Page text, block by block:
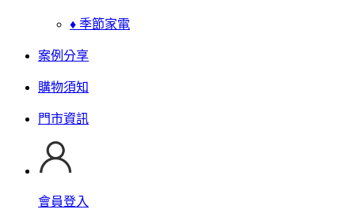
♦ 季節家電
案例分享
購物須知
門市資訊
會員登入